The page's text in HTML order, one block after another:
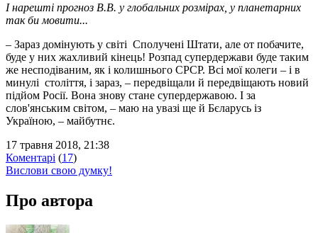
І нарешті прогноз В.В. у глобальних розмірах, у планетарних
так би мовити...
– Зараз домінують у світі Сполучені Штати, але от побачите,
буде у них жахливий кінець! Розпад супердержави буде таким
же несподіваним, як і колишнього СРСР. Всі мої колеги – і в
минулі століття, і зараз, – передвіщали й передвіщають новий
підйом Росії. Вона знову стане супердержавою. І за
слов'янським світом, – маю на увазі ще й Бєларусь із
Україною, – майбутнє.
17 травня 2018, 21:38
Коментарі (17)
Вислови свою думку!
Про автора